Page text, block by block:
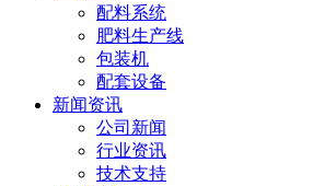
配料系统
肥料生产线
包装机
配套设备
新闻资讯
公司新闻
行业资讯
技术支持